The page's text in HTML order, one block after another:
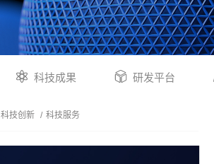
科技成果 研发平台
科技创新 / 科技服务